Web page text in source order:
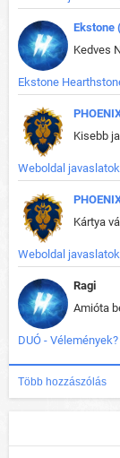
Ekstone
Kedves
Ekstone
Kisebb
Weboldal
Weboldal
Ragi
DUÓ -
Több hozzászólás